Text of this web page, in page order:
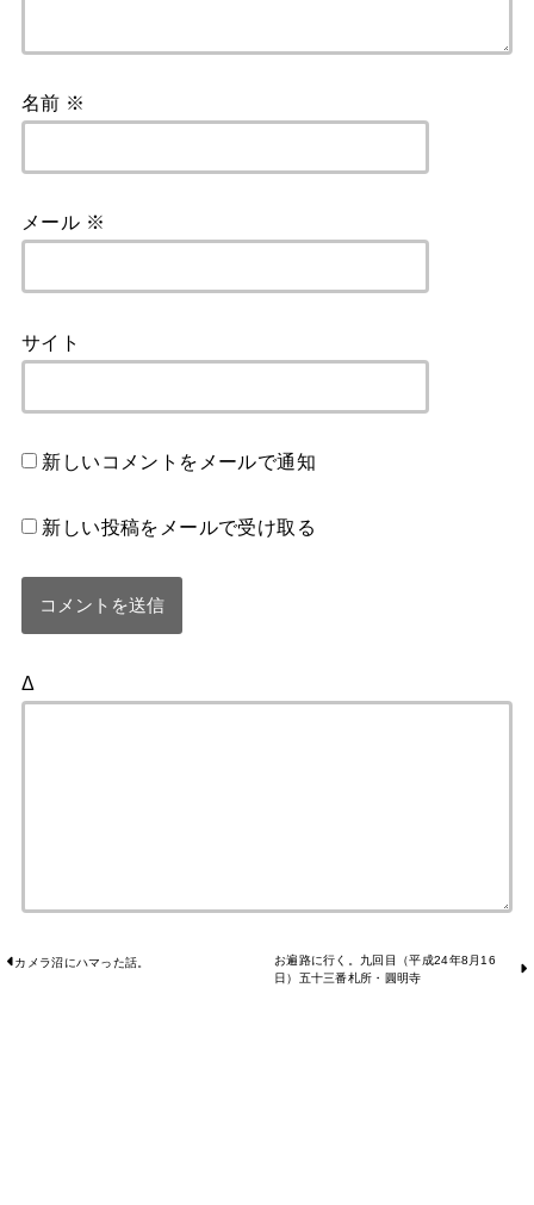
名前 ※
メール ※
サイト
新しいコメントをメールで通知
新しい投稿をメールで受け取る
Δ
カメラ沼にハマった話。
お遍路に行く。九回目（平成24年8月16
日）五十三番札所・圓明寺